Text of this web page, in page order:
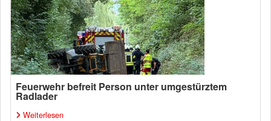
Feuerwehr befreit Person unter umgestürztem
Radlader
Weiterlesen